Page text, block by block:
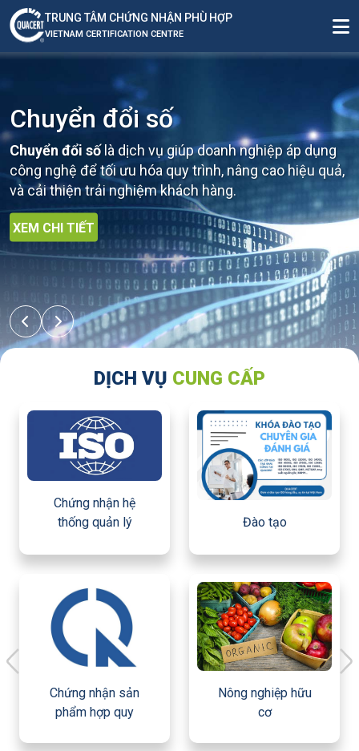
TRUNG TÂM CHỨNG NHẬN PHÙ HỢP
VIETNAM CERTIFICATION CENTRE
Chuyển đổi số
Chuyển đổi sốlà dịch vụ giúp doanh nghiệp áp dụng
công nghệ để tối ưu hóa quy trình, nâng cao hiệu quả,
và cải thiện trải nghiệm khách hàng.
XEM CHI TIẾT
XEM CHI TIẾT
XEM CHI TIẾT
XEM CHI TIẾT
XEM CHI TIẾT
DỊCH VỤ CUNG CẤP
Chứng nhận hệ
thống quản lý
Đào tạo
Chứng nhận sản
phẩm hợp quy
Nông nghiệp hữu
cơ